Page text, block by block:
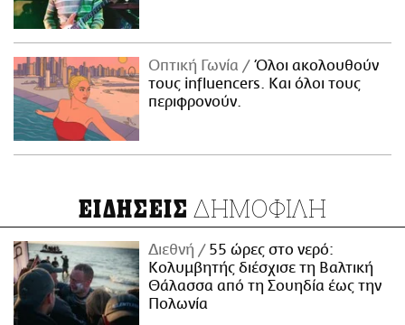
Οπτική Γωνία
Όλοι ακολουθούν
τους influencers. Και όλοι τους
περιφρονούν.
ΕΙΔΗΣΕΙΣ ΔΗΜΟΦΙΛΗ
Διεθνή
55 ώρες στο νερό:
Κολυμβητής διέσχισε τη Βαλτική
Θάλασσα από τη Σουηδία έως την
Πολωνία